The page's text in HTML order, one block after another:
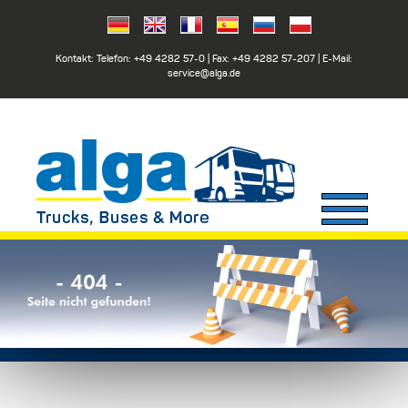
Kontakt: Telefon: +49 4282 57-0 | Fax: +49 4282 57-207 | E-Mail:
service@alga.de